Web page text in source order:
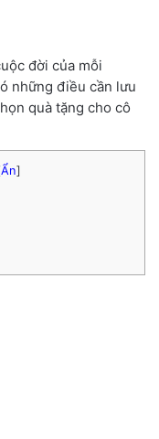
đời của mỗi
những điều cần lưu
quà tặng cho cô
Ẩn]